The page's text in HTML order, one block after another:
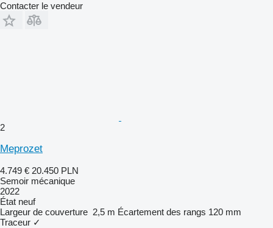
Contacter le vendeur
2
Meprozet
4.749 € 20.450 PLN
Semoir mécanique
2022
État neuf
Largeur de couverture 2,5 m Écartement des rangs 120 mm
Traceur ✓